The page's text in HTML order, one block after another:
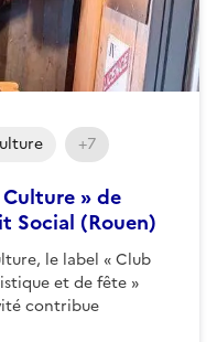
» de
Social (Rouen)
le label « Club
et de fête »
contribue
+7